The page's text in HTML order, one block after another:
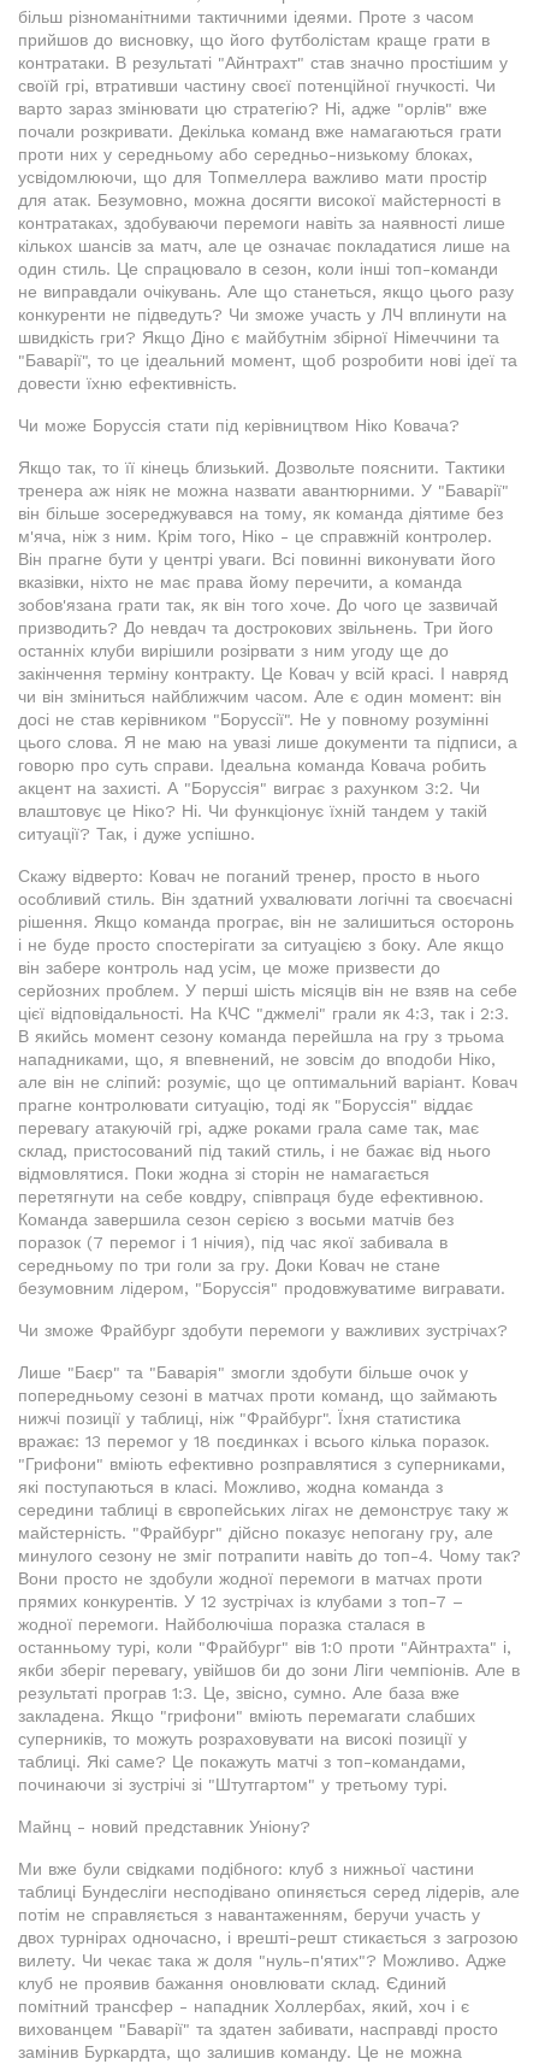
більш різноманітними тактичними ідеями. Проте з часом
прийшов до висновку, що його футболістам краще грати в
контратаки. В результаті "Айнтрахт" став значно простішим у
своїй грі, втративши частину своєї потенційної гнучкості. Чи
варто зараз змінювати цю стратегію? Ні, адже "орлів" вже
почали розкривати. Декілька команд вже намагаються грати
проти них у середньому або середньо-низькому блоках,
усвідомлюючи, що для Топмеллера важливо мати простір
для атак. Безумовно, можна досягти високої майстерності в
контратаках, здобуваючи перемоги навіть за наявності лише
кількох шансів за матч, але це означає покладатися лише на
один стиль. Це спрацювало в сезон, коли інші топ-команди
не виправдали очікувань. Але що станеться, якщо цього разу
конкуренти не підведуть? Чи зможе участь у ЛЧ вплинути на
швидкість гри? Якщо Діно є майбутнім збірної Німеччини та
"Баварії", то це ідеальний момент, щоб розробити нові ідеї та
довести їхню ефективність.
Чи може Боруссія стати під керівництвом Ніко Ковача?
Якщо так, то її кінець близький. Дозвольте пояснити. Тактики
тренера аж ніяк не можна назвати авантюрними. У "Баварії"
він більше зосереджувався на тому, як команда діятиме без
м'яча, ніж з ним. Крім того, Ніко - це справжній контролер.
Він прагне бути у центрі уваги. Всі повинні виконувати його
вказівки, ніхто не має права йому перечити, а команда
зобов'язана грати так, як він того хоче. До чого це зазвичай
призводить? До невдач та дострокових звільнень. Три його
останніх клуби вирішили розірвати з ним угоду ще до
закінчення терміну контракту. Це Ковач у всій красі. І навряд
чи він зміниться найближчим часом. Але є один момент: він
досі не став керівником "Боруссії". Не у повному розумінні
цього слова. Я не маю на увазі лише документи та підписи, а
говорю про суть справи. Ідеальна команда Ковача робить
акцент на захисті. А "Боруссія" виграє з рахунком 3:2. Чи
влаштовує це Ніко? Ні. Чи функціонує їхній тандем у такій
ситуації? Так, і дуже успішно.
Скажу відверто: Ковач не поганий тренер, просто в нього
особливий стиль. Він здатний ухвалювати логічні та своєчасні
рішення. Якщо команда програє, він не залишиться осторонь
і не буде просто спостерігати за ситуацією з боку. Але якщо
він забере контроль над усім, це може призвести до
серйозних проблем. У перші шість місяців він не взяв на себе
цієї відповідальності. На КЧС "джмелі" грали як 4:3, так і 2:3.
В якийсь момент сезону команда перейшла на гру з трьома
нападниками, що, я впевнений, не зовсім до вподоби Ніко,
але він не сліпий: розуміє, що це оптимальний варіант. Ковач
прагне контролювати ситуацію, тоді як "Боруссія" віддає
перевагу атакуючій грі, адже роками грала саме так, має
склад, пристосований під такий стиль, і не бажає від нього
відмовлятися. Поки жодна зі сторін не намагається
перетягнути на себе ковдру, співпраця буде ефективною.
Команда завершила сезон серією з восьми матчів без
поразок (7 перемог і 1 нічия), під час якої забивала в
середньому по три голи за гру. Доки Ковач не стане
безумовним лідером, "Боруссія" продовжуватиме вигравати.
Чи зможе Фрайбург здобути перемоги у важливих зустрічах?
Лише "Баєр" та "Баварія" змогли здобути більше очок у
попередньому сезоні в матчах проти команд, що займають
нижчі позиції у таблиці, ніж "Фрайбург". Їхня статистика
вражає: 13 перемог у 18 поєдинках і всього кілька поразок.
"Грифони" вміють ефективно розправлятися з суперниками,
які поступаються в класі. Можливо, жодна команда з
середини таблиці в європейських лігах не демонструє таку ж
майстерність. "Фрайбург" дійсно показує непогану гру, але
минулого сезону не зміг потрапити навіть до топ-4. Чому так?
Вони просто не здобули жодної перемоги в матчах проти
прямих конкурентів. У 12 зустрічах із клубами з топ-7 –
жодної перемоги. Найболючіша поразка сталася в
останньому турі, коли "Фрайбург" вів 1:0 проти "Айнтрахта" і,
якби зберіг перевагу, увійшов би до зони Ліги чемпіонів. Але в
результаті програв 1:3. Це, звісно, сумно. Але база вже
закладена. Якщо "грифони" вміють перемагати слабших
суперників, то можуть розраховувати на високі позиції у
таблиці. Які саме? Це покажуть матчі з топ-командами,
починаючи зі зустрічі зі "Штутгартом" у третьому турі.
Майнц - новий представник Уніону?
Ми вже були свідками подібного: клуб з нижньої частини
таблиці Бундесліги несподівано опиняється серед лідерів, але
потім не справляється з навантаженням, беручи участь у
двох турнірах одночасно, і врешті-решт стикається з загрозою
вилету. Чи чекає така ж доля "нуль-п'ятих"? Можливо. Адже
клуб не проявив бажання оновлювати склад. Єдиний
помітний трансфер - нападник Холлербах, який, хоч і є
вихованцем "Баварії" та здатен забивати, насправді просто
замінив Буркардта, що залишив команду. Це не можна